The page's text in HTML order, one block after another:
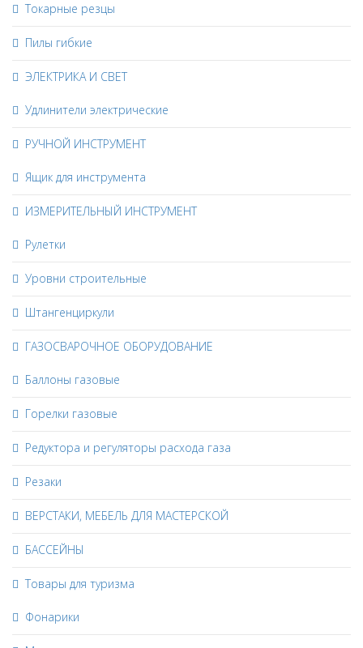
Токарные резцы
Пилы гибкие
ЭЛЕКТРИКА И СВЕТ
Удлинители электрические
РУЧНОЙ ИНСТРУМЕНТ
Ящик для инструмента
ИЗМЕРИТЕЛЬНЫЙ ИНСТРУМЕНТ
Рулетки
Уровни строительные
Штангенциркули
ГАЗОСВАРОЧНОЕ ОБОРУДОВАНИЕ
Баллоны газовые
Горелки газовые
Редуктора и регуляторы расхода газа
Резаки
ВЕРСТАКИ, МЕБЕЛЬ ДЛЯ МАСТЕРСКОЙ
БАССЕЙНЫ
Товары для туризма
Фонарики